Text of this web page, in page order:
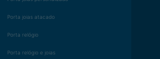
Porta joias atacado
Porta relógio
Porta relógio e joias